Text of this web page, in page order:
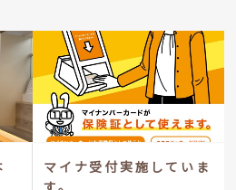
マイナ受付実施していま